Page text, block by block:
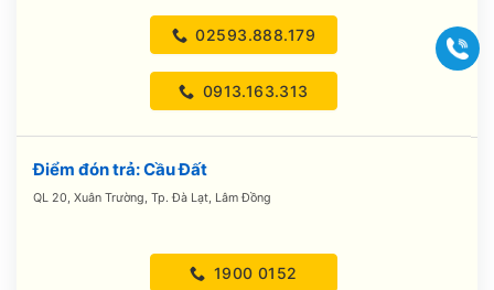
02593.888.179
0913.163.313
Điểm đón trả: Cầu Đất
QL 20, Xuân Trường, Tp. Đà Lạt, Lâm Đồng
1900 0152